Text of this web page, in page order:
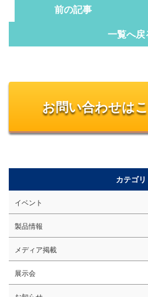
前の記事
一覧へ戻
お問い合わせは
カテゴリ
イベント
製品情報
メディア掲載
展示会